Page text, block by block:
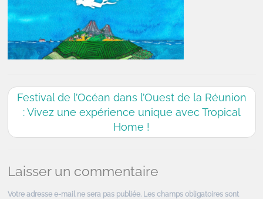
Festival de l’Océan dans l’Ouest de la Réunion
: Vivez une expérience unique avec Tropical
Home !
Laisser un commentaire
Votre adresse e-mail ne sera pas publiée. Les champs obligatoires sont